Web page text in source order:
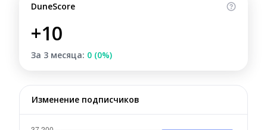
DuneScore
+10
За 3 месяца: 0 (0%)
Изменение подписчиков